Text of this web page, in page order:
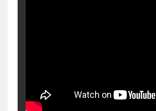
Уральск
Усть-Каменогорск